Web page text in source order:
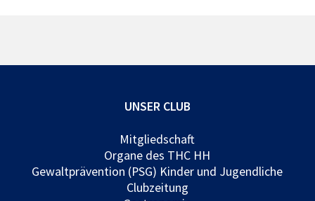
UNSER CLUB
Mitgliedschaft
Organe des THC HH
Gewaltprävention (PSG) Kinder und Jugendliche
Clubzeitung